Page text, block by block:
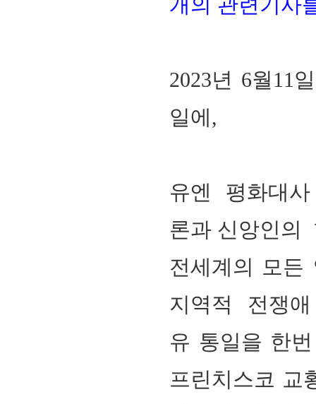
2023년 6월11
일에,
유엔 평화대
론과 신앙인의
전세계의 모든
지역적
전쟁
유 통일을 한
프린치스코 교